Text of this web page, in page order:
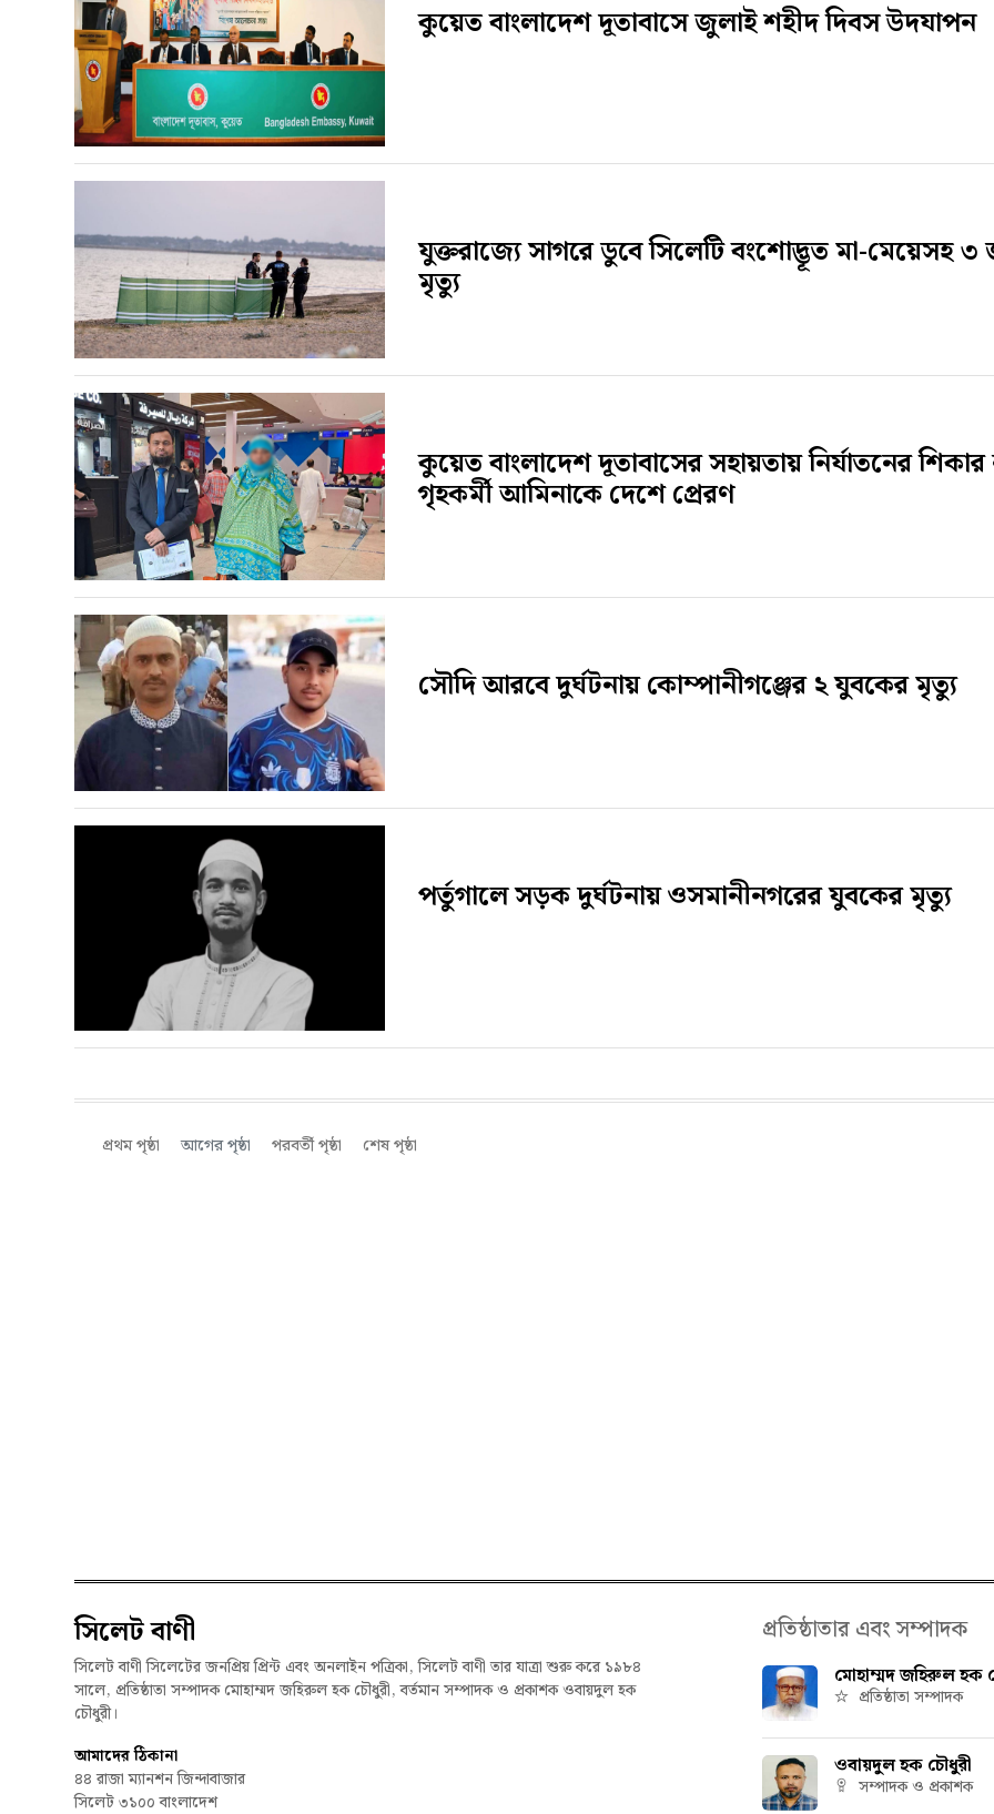
কুয়েত বাংলাদেশ দূতাবাসে জুলাই শহীদ দিবস উদযাপন
যুক্তরাজ্যে সাগরে ডুবে সিলেটি বংশোদ্ভূত মা-মেয়েসহ
মৃত্যু
কুয়েত বাংলাদেশ দূতাবাসের সহায়তায় নির্যাতনের শিকার
গৃহকর্মী আমিনাকে দেশে প্রেরণ
সৌদি আরবে দুর্ঘটনায় কোম্পানীগঞ্জের ২ যুবকের মৃত্যু
পর্তুগালে সড়ক দুর্ঘটনায় ওসমানীনগরের যুবকের মৃত্যু
প্রথম পৃষ্ঠা আগের পৃষ্ঠা পরবর্তী পৃষ্ঠা শেষ পৃষ্ঠা
সিলেট বাণী
সিলেট বাণী সিলেটের জনপ্রিয় প্রিন্ট এবং অনলাইন পত্রিকা, সিলেট বাণী তার যাত্রা শুরু করে ১৯৮৪
সালে, প্রতিষ্ঠাতা সম্পাদক মোহাম্মদ জহিরুল হক চৌধুরী, বর্তমান সম্পাদক ও প্রকাশক ওবায়দুল হক
চৌধুরী।
আমাদের ঠিকানা
৪৪ রাজা ম্যানশন জিন্দাবাজার
সিলেট ৩১০০ বাংলাদেশ
প্রতিষ্ঠাতার এবং সম্পাদক
মোহাম্মদ জহিরুল হক
প্রতিষ্ঠাতা সম্পাদক
ওবায়দুল হক চৌধুরী
সম্পাদক ও প্রকাশক